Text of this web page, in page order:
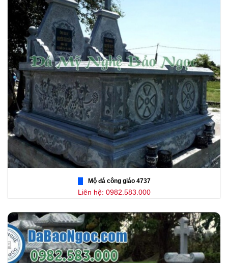
Mộ đá công giáo 4737
Liên hệ: 0982.583.000